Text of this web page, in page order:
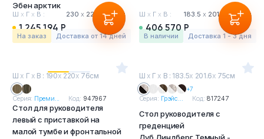
Эбен арктик
Ш х Г х В : 230 х220 х76 см
1 245 194 Р
На заказ Доставка от 14 дней
Ш х Г х В : 183.5 х 201.6 х75 см
406 570 Р
в наличии Доставка 1 - 3 дня
Ш х Г х В : 190х 220х 76см
Серия: Преми... Код: 947967
Стол для руководителя
левый с приставкой на
малой тумбе и фронтальной
Ш х Г х В : 183.5х 201.6х 75см
+7
Серия: Грэйс... Код: 817247
Стол руководителя с
греденцией